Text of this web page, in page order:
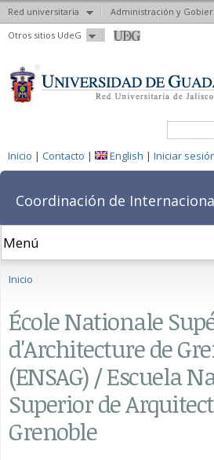
Red universitaria
Administración y
Otros sitios UdeG
Pasar al
contenido
Formulario de Buscar
Inicio | Contacto | English | Iniciar
Coordinación de
Se encuentra usted aquí
Inicio
École Nationale
d'Architecture de
(ENSAG) / Escuela
Superior de
Grenoble